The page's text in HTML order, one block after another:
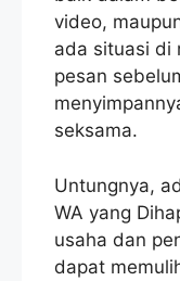
video,
ada situasi di
pesan
seksama.
Untungnya,
WA yang
usaha dan
dapat